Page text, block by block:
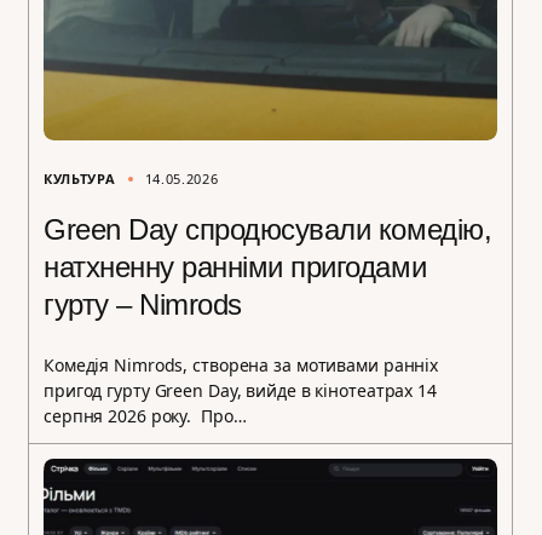
КУЛЬТУРА 14.05.2026
Green Day спродюсували комедію,
натхненну ранніми пригодами
гурту – Nimrods
Комедія Nimrods, створена за мотивами ранніх
пригод гурту Green Day, вийде в кінотеатрах 14
серпня 2026 року. Про…